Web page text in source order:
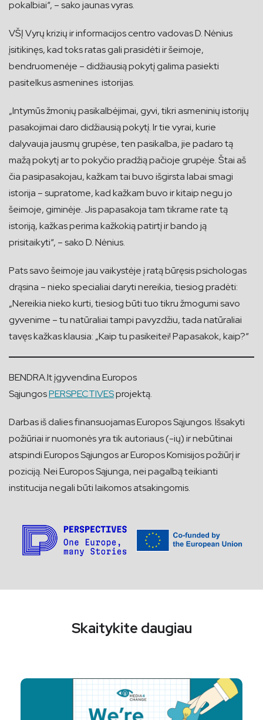
pokalbiai“, – sako jaunas vyras.
VŠĮ Vyrų krizių ir informacijos centro vadovas D. Nėnius
įsitikinęs, kad toks ratas gali prasidėti ir šeimoje,
bendruomenėje – didžiausią pokytį galima pasiekti
pasitelkus asmenines istorijas.
„Intymūs žmonių pasikalbėjimai, gyvi, tikri asmeninių istorijų
pasakojimai daro didžiausią pokytį. Ir tie vyrai, kurie
dalyvauja jausmų grupėse, ten pasikalba, jie padaro tą
mažą pokytį ar to pokyčio pradžią pačioje grupėje. Štai aš
čia pasipasakojau, kažkam tai buvo išgirsta labai smagi
istorija – supratome, kad kažkam buvo ir kitaip negu jo
šeimoje, giminėje. Jis papasakoja tam tikrame rate tą
istoriją, kažkas perima kažkokią patirtį ir bando ją
prisitaikyti“, – sako D. Nėnius.
Pats savo šeimoje jau vaikystėje į ratą būręsis psichologas
drąsina – nieko specialiai daryti nereikia, tiesiog pradėti:
„Nereikia nieko kurti, tiesiog būti tuo tikru žmogumi savo
gyvenime – tu natūraliai tampi pavyzdžiu, tada natūraliai
tavęs kažkas klausia: „Kaip tu pasikeitei! Papasakok, kaip?“
BENDRA.lt įgyvendina Europos
SąjungosPERSPECTIVESprojektą.
Darbas iš dalies finansuojamas Europos Sąjungos. Išsakyti
požiūriai ir nuomonės yra tik autoriaus (-ių) ir nebūtinai
atspindi Europos Sąjungos ar Europos Komisijos požiūrį ir
poziciją. Nei Europos Sąjunga, nei pagalbą teikianti
institucija negali būti laikomos atsakingomis.
Skaitykite daugiau